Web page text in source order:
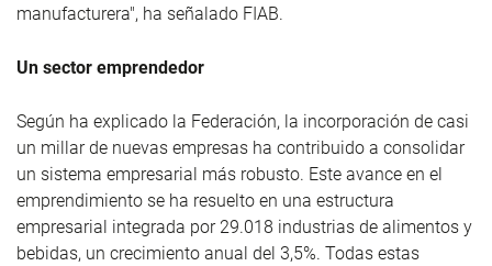
manufacturera", ha señalado FIAB.
Un sector emprendedor
Según ha explicado la Federación, la incorporación de casi
un millar de nuevas empresas ha contribuido a consolidar
un sistema empresarial más robusto. Este avance en el
emprendimiento se ha resuelto en una estructura
empresarial integrada por 29.018 industrias de alimentos y
bebidas, un crecimiento anual del 3,5%. Todas estas